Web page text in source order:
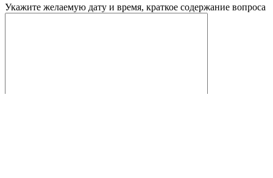
Укажите желаемую дату и время, краткое содержание вопроса